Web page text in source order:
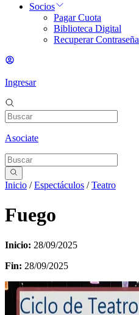
Socios
Pagar Cuota
Biblioteca Digital
Recuperar Contraseña
Ingresar
Asociate
Inicio /Espectáculos /Teatro
Fuego
Inicio: 28/09/2025
Fin: 28/09/2025